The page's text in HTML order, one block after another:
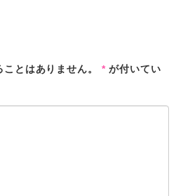
とはありません。 *が付いてい